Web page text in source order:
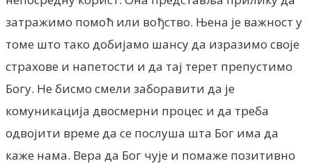
затражимо помоћ или вођство. Њена је важност у
томе што тако добијамо шансу да изразимо своје
страхове и напетости и да тај терет препустимо
Богу. Не бисмо смели заборавити да је
комуникација двосмерни процес и да треба
одвојити време да се послуша шта Бог има да
каже нама. Вера да Бог чује и помаже позитивно